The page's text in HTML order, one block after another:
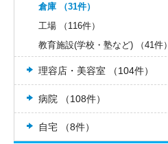
倉庫 （31件）
工場 （116件）
教育施設(学校・塾など) （41件）
理容店・美容室 （104件）
病院 （108件）
自宅 （8件）